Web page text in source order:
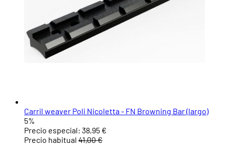
Carril weaver Poli Nicoletta - FN Browning Bar (largo)
5%
Precio especial: 38,95 €
Precio habitual 41,00 €